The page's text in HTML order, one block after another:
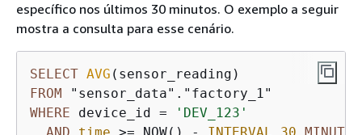
específico nos últimos 30 minutos. O exemplo a seguir
mostra a consulta para esse cenário.
SELECT AVG
FROM
WHERE device_id =
'DEV_123'